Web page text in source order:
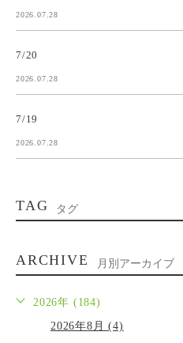
2026.07.28
7/20
2026.07.28
7/19
2026.07.28
TAG タグ
ARCHIVE 月別アーカイブ
2026年 (184)
2026年8月 (4)